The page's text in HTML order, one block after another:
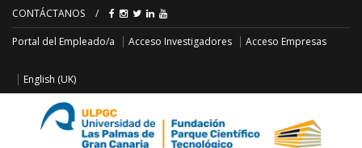
CONTÁCTANOS /
Portal del Empleado/a Acceso Investigadores Acceso Empresas
English (UK)